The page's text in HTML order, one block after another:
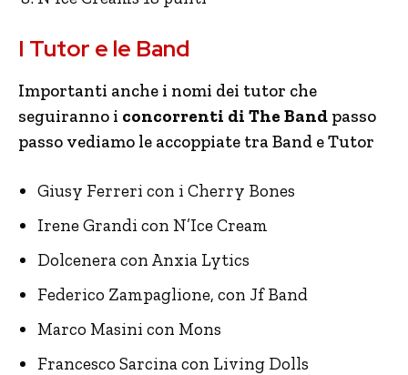
I Tutor e le Band
Importanti anche i nomi dei tutor che
seguiranno i concorrenti di The Band passo
passo vediamo le accoppiate tra Band e Tutor
Giusy Ferreri con i Cherry Bones
Irene Grandi con N’Ice Cream
Dolcenera con Anxia Lytics
Federico Zampaglione, con Jf Band
Marco Masini con Mons
Francesco Sarcina con Living Dolls